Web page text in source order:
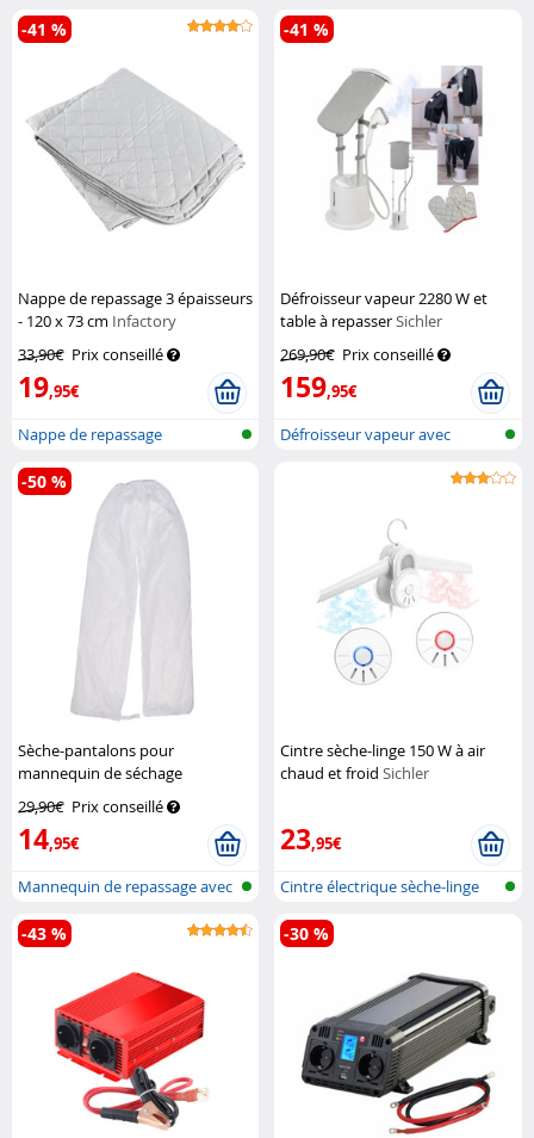
brosses t...
Nappe de repassage 3 épaisseurs
- 120 x 73 cm Infactory
33,90€ Prix conseillé
19,95€
-41 %
Nappe de repassage
Défroisseur vapeur 2280 W et
table à repasserSichler
269,90€ Prix conseillé
159,95€
-41 %
Défroisseur vapeur avec
Sèche-pantalons pour
mannequin de séchage
numérique BP-350Sichler
Haushaltsgeräte
29,90€ Prix conseillé
14,95€
-50 %
Mannequin de repassage avec
séchage...
Cintre sèche-linge 150 W à air
chaud et froidSichler
23,95€
Cintre électrique sèche-linge
-43 % -30 %